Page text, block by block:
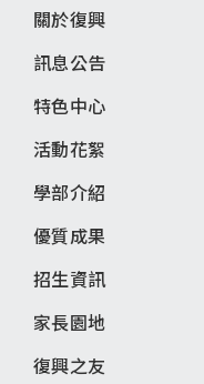
頁
尾
選
單
關於復興
訊息公告
特色中心
活動花絮
學部介紹
優質成果
招生資訊
家長園地
復興之友